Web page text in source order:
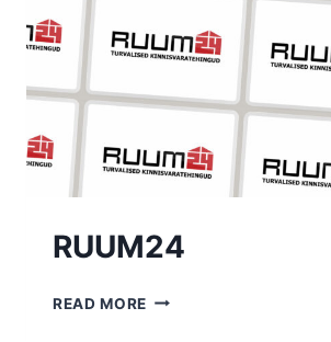
RUUM24
READ MORE RUUM24